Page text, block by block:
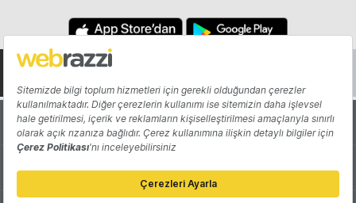
Hakkında Yazarlar
Katkıda Bulun Reklam